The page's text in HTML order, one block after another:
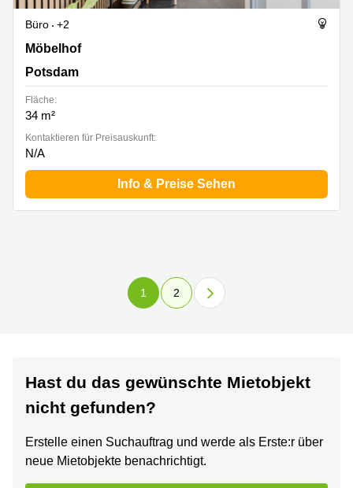
Büro
+2
Möbelhof 5, Potsdam
Möbelhof
Potsdam
Fläche:
34 m²
Kontaktieren für Preisauskunft:
N/A
Info & Preise Sehen
1 2
Hast du das gewünschte Mietobjekt
nicht gefunden?
Erstelle einen Suchauftrag und werde als Erste:r über
neue Mietobjekte benachrichtigt.